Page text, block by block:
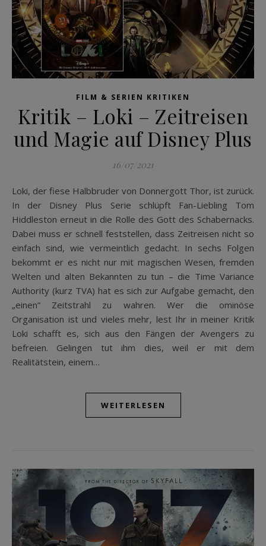
FILM & SERIEN KRITIKEN
Kritik – Loki – Zeitreisen
und Magie auf Disney Plus
16/07/2021
Loki, der fiese Halbbruder von Donnergott Thor, ist zurück.
In der Disney Plus Serie schlüpft Fan-Liebling Tom
Hiddleston erneut in die Rolle des Gott des Schabernacks.
Dabei muss er schnell feststellen, dass Zeitreisen nicht so
einfach sind, wie vermeintlich gedacht. In sechs Folgen
bekommt er es nicht nur mit magischen Wesen, fremden
Welten und alten Bekannten zu tun – die Time Variance
Authority (kurz TVA) hat es sich zur Aufgabe gemacht, den
„einen“ Zeitstrahl zu wahren. Wer die ominöse
Organisation ist und vieles mehr, lest Ihr in meiner Kritik
Loki schafft es, sich aus den Fängen der Avengers zu
befreien. Gelingen tut ihm dies, weil er mit dem
Realitätstein, einem…
WEITERLESEN